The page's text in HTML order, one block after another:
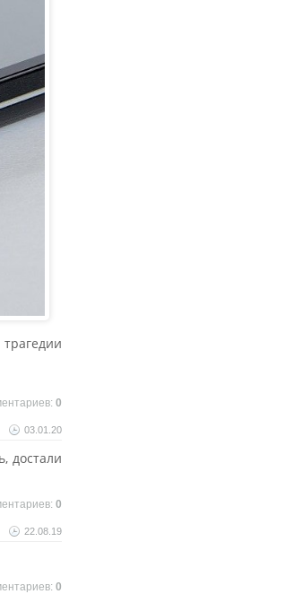
0
03.01.20
достали
0
22.08.19
0